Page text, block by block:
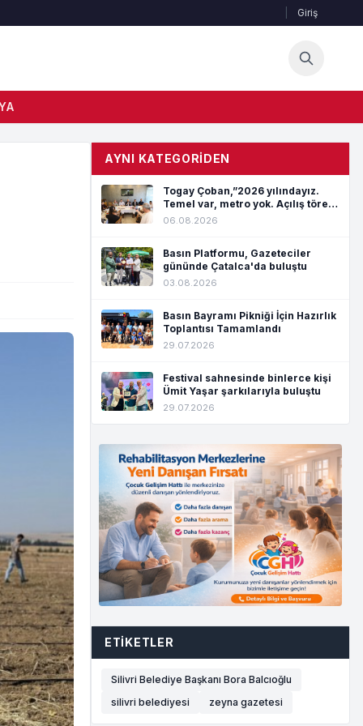
Giriş
AYNI KATEGORIDEN
Togay Çoban,”2026 yılındayız.
Temel var, metro yok. Açılış töreni
var, hizmet yok”
06.08.2026
Basın Platformu, Gazeteciler
gününde Çatalca'da buluştu
03.08.2026
Basın Bayramı Pikniği İçin Hazırlık
Toplantısı Tamamlandı
29.07.2026
Festival sahnesinde binlerce kişi
Ümit Yaşar şarkılarıyla buluştu
29.07.2026
ETIKETLER
Silivri Belediye Başkanı Bora Balcıoğlu
silivri belediyesi
zeyna gazetesi